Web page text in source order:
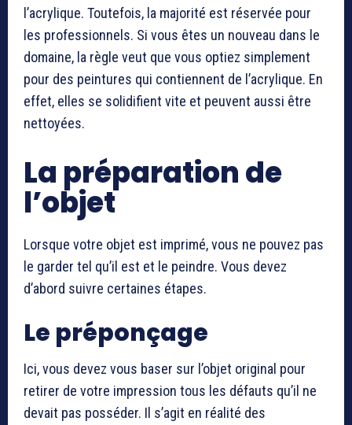
l’acrylique. Toutefois, la majorité est réservée pour
les professionnels. Si vous êtes un nouveau dans le
domaine, la règle veut que vous optiez simplement
pour des peintures qui contiennent de l’acrylique. En
effet, elles se solidifient vite et peuvent aussi être
nettoyées.
La préparation de
l’objet
Lorsque votre objet est imprimé, vous ne pouvez pas
le garder tel qu’il est et le peindre. Vous devez
d’abord suivre certaines étapes.
Le préponçage
Ici, vous devez vous baser sur l’objet original pour
retirer de votre impression tous les défauts qu’il ne
devait pas posséder. Il s’agit en réalité des